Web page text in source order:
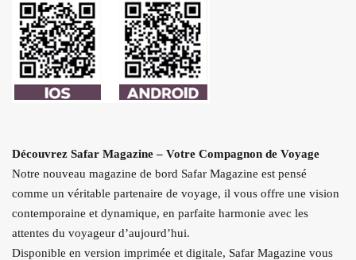
Découvrez Safar Magazine – Votre Compagnon de Voyage
Notre nouveau magazine de bord Safar Magazine est pensé
comme un véritable partenaire de voyage, il vous offre une vision
contemporaine et dynamique, en parfaite harmonie avec les
attentes du voyageur d’aujourd’hui.
Disponible en version imprimée et digitale, Safar Magazine vous